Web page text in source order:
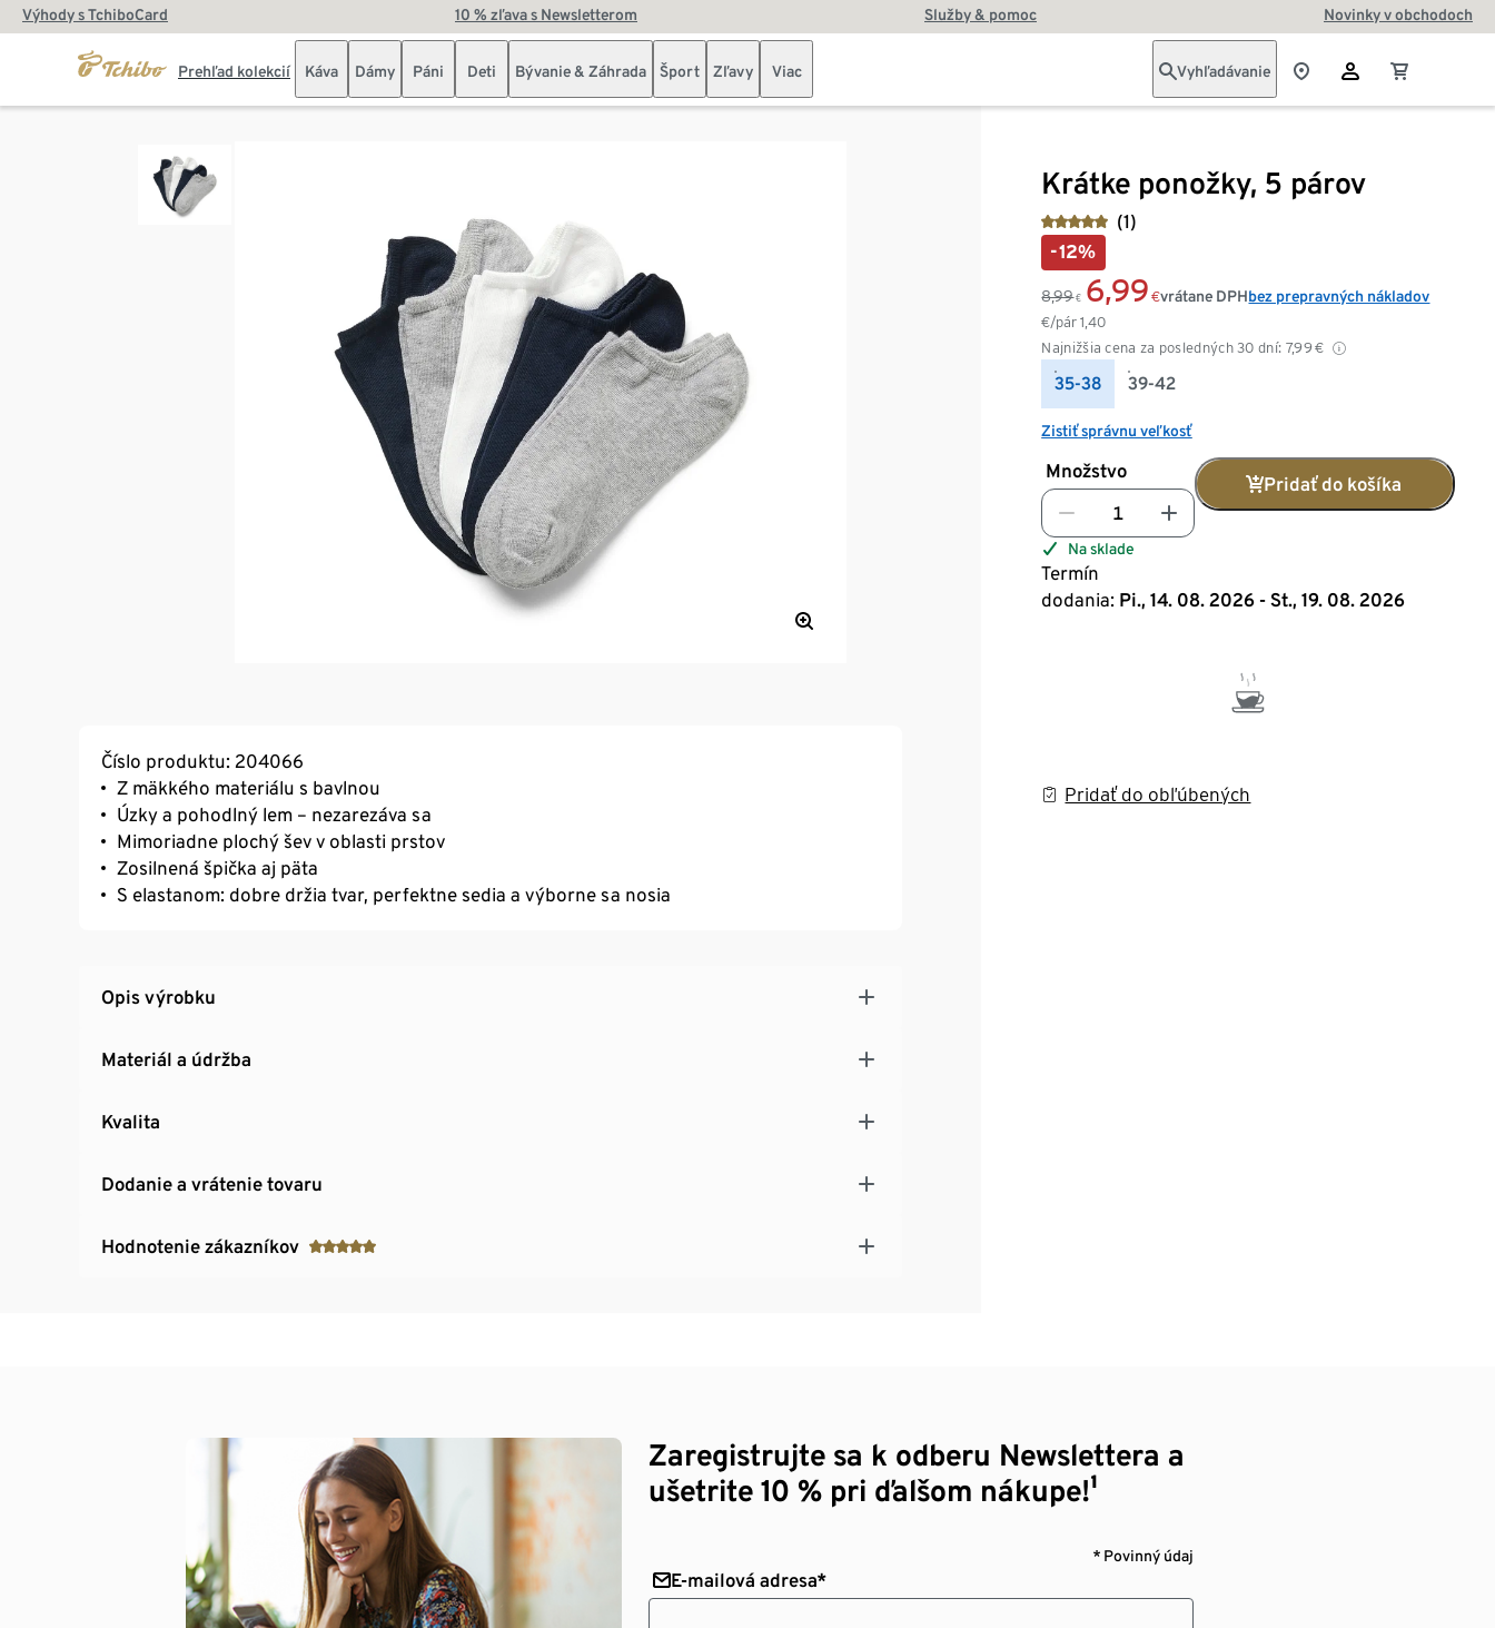
Výhody s TchiboCard 10 % zľava s Newsletterom Služby & pomoc Novinky v obchodoch
Prehľad kolekcií Káva Dámy Páni Deti Bývanie & Záhrada Šport Zľavy Viac Vyhľadávanie
Krátke ponožky, 5 párov
(1)
-12%
8,99 € 6,99 €
€/pár1,40
Najnižšia cena za posledných 30 dní: 7,99€
vrátane DPHbez prepravných nákladov
35-38 39-42
Zistiť správnu veľkosť
Množstvo
Pridať do košíka
Na sklade
Termín
dodania: Pi., 14. 08. 2026 - St., 19. 08. 2026
Pridať do obľúbených
Číslo produktu: 204066
Z mäkkého materiálu s bavlnou
Úzky a pohodlný lem – nezarezáva sa
Mimoriadne plochý šev v oblasti prstov
Zosilnená špička aj päta
S elastanom: dobre držia tvar, perfektne sedia a výborne sa nosia
Opis výrobku
Materiál a údržba
Kvalita
Dodanie a vrátenie tovaru
Hodnotenie zákazníkov
Zaregistrujte sa k odberu Newslettera a
ušetrite 10 % pri ďalšom nákupe!¹
* Povinný údaj
E-mailová adresa*